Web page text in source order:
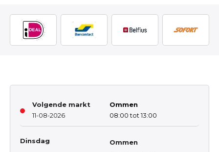
Volgende markt
11-08-2026
Ommen
08:00 tot 13:00
Dinsdag
Ommen